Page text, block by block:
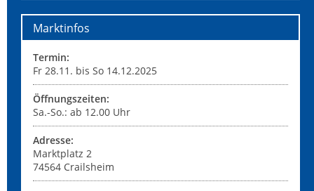
Marktinfos
Termin:
Fr 28.11. bis So 14.12.2025
Öffnungszeiten:
Sa.-So.: ab 12.00 Uhr
Adresse:
Marktplatz 2
74564 Crailsheim